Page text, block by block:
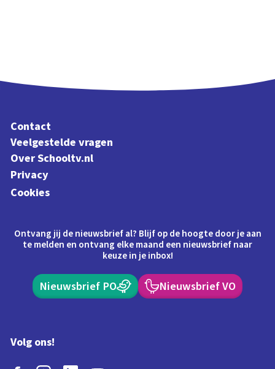
Contact
Veelgestelde vragen
Over Schooltv.nl
Privacy
Cookies
Ontvang jij de nieuwsbrief al? Blijf op de hoogte door je aan
te melden en ontvang elke maand een nieuwsbrief naar
keuze in je inbox!
Nieuwsbrief PO Nieuwsbrief VO
Volg ons!